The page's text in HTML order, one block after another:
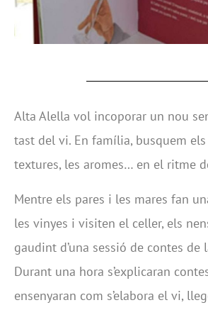
Alta Alella vol incoporar un nou
tast del vi. En família, busquem
textures, les aromes… en el ritme
Mentre els pares i les mares fan
les vinyes i visiten el celler, els
gaudint d’una sessió de contes de
Durant una hora s’explicaran
ensenyaran com s’elabora el vi,